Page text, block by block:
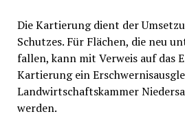
Die Kartierung dient der
Schutzes. Für Flächen, die neu
fallen, kann mit Verweis auf das
Kartierung ein
Landwirtschaftskammer
werden.